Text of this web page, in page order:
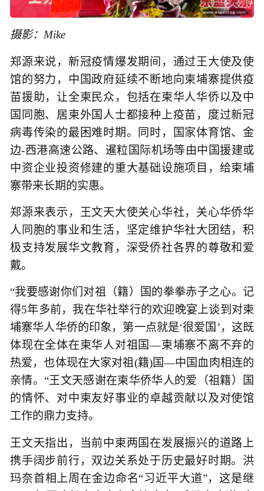
摄影：Mike
郑源来说，新冠疫情爆发期间，通过王大使及使
馆的努力，中国政府延续不断地向柬埔寨提供疫
苗援助，让全柬民众，包括在柬华人华侨以及中
国同胞、居柬外国人士都接种上疫苗，度过新冠
病毒传染的最困难时期。同时，国家体育馆、金
边-西港高速公路、暹粒国际机场等由中国援建或
中资企业投资修建的重大基础设施项目，给柬埔
寨带来长期的实惠。
郑源来表示，王文天大使关心华社，关心华侨华
人同胞的事业和生活，坚定维护华社大团结，积
极支持发展华文教育，深受侨社各界的尊敬和爱
戴。
“我要感谢你们对祖（籍）国的拳拳赤子之心。记
得5年多前，我在华社举行的欢迎晚宴上谈到对柬
埔寨华人华侨的印象，第一点就是‘很爱国’，这既
体现在全体在柬华人对祖国—柬埔寨不离不弃的
热爱，也体现在大家对祖(籍)国—中国血肉相连的
亲情。“王文天感谢在柬华侨华人的爱（祖籍）国
的情怀、对中柬友好事业的卓越贡献以及对使馆
工作的鼎力支持。
王文天指出，当前中柬两国在发展振兴的道路上
携手阔步前行，双边关系处于历史最好时期。洪
玛奈首相上周在金边命名“习近平大道”，这是继